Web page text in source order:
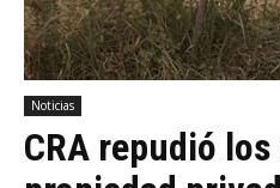
Noticias
CRA repudió